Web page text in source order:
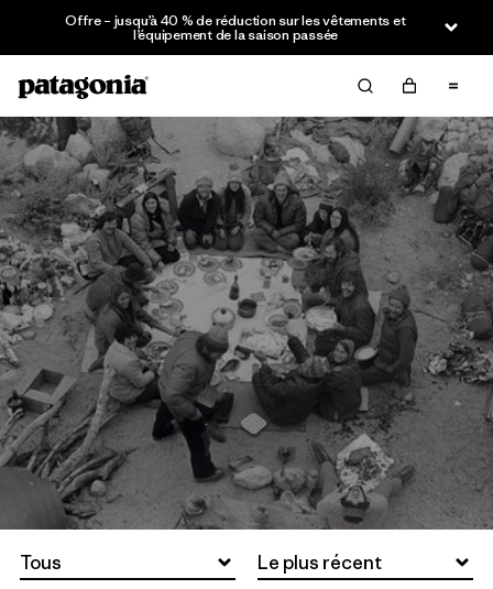
Offre – jusqu’à 40 % de réduction sur les vêtements et
l’équipement de la saison passée
Tous Le plus récent